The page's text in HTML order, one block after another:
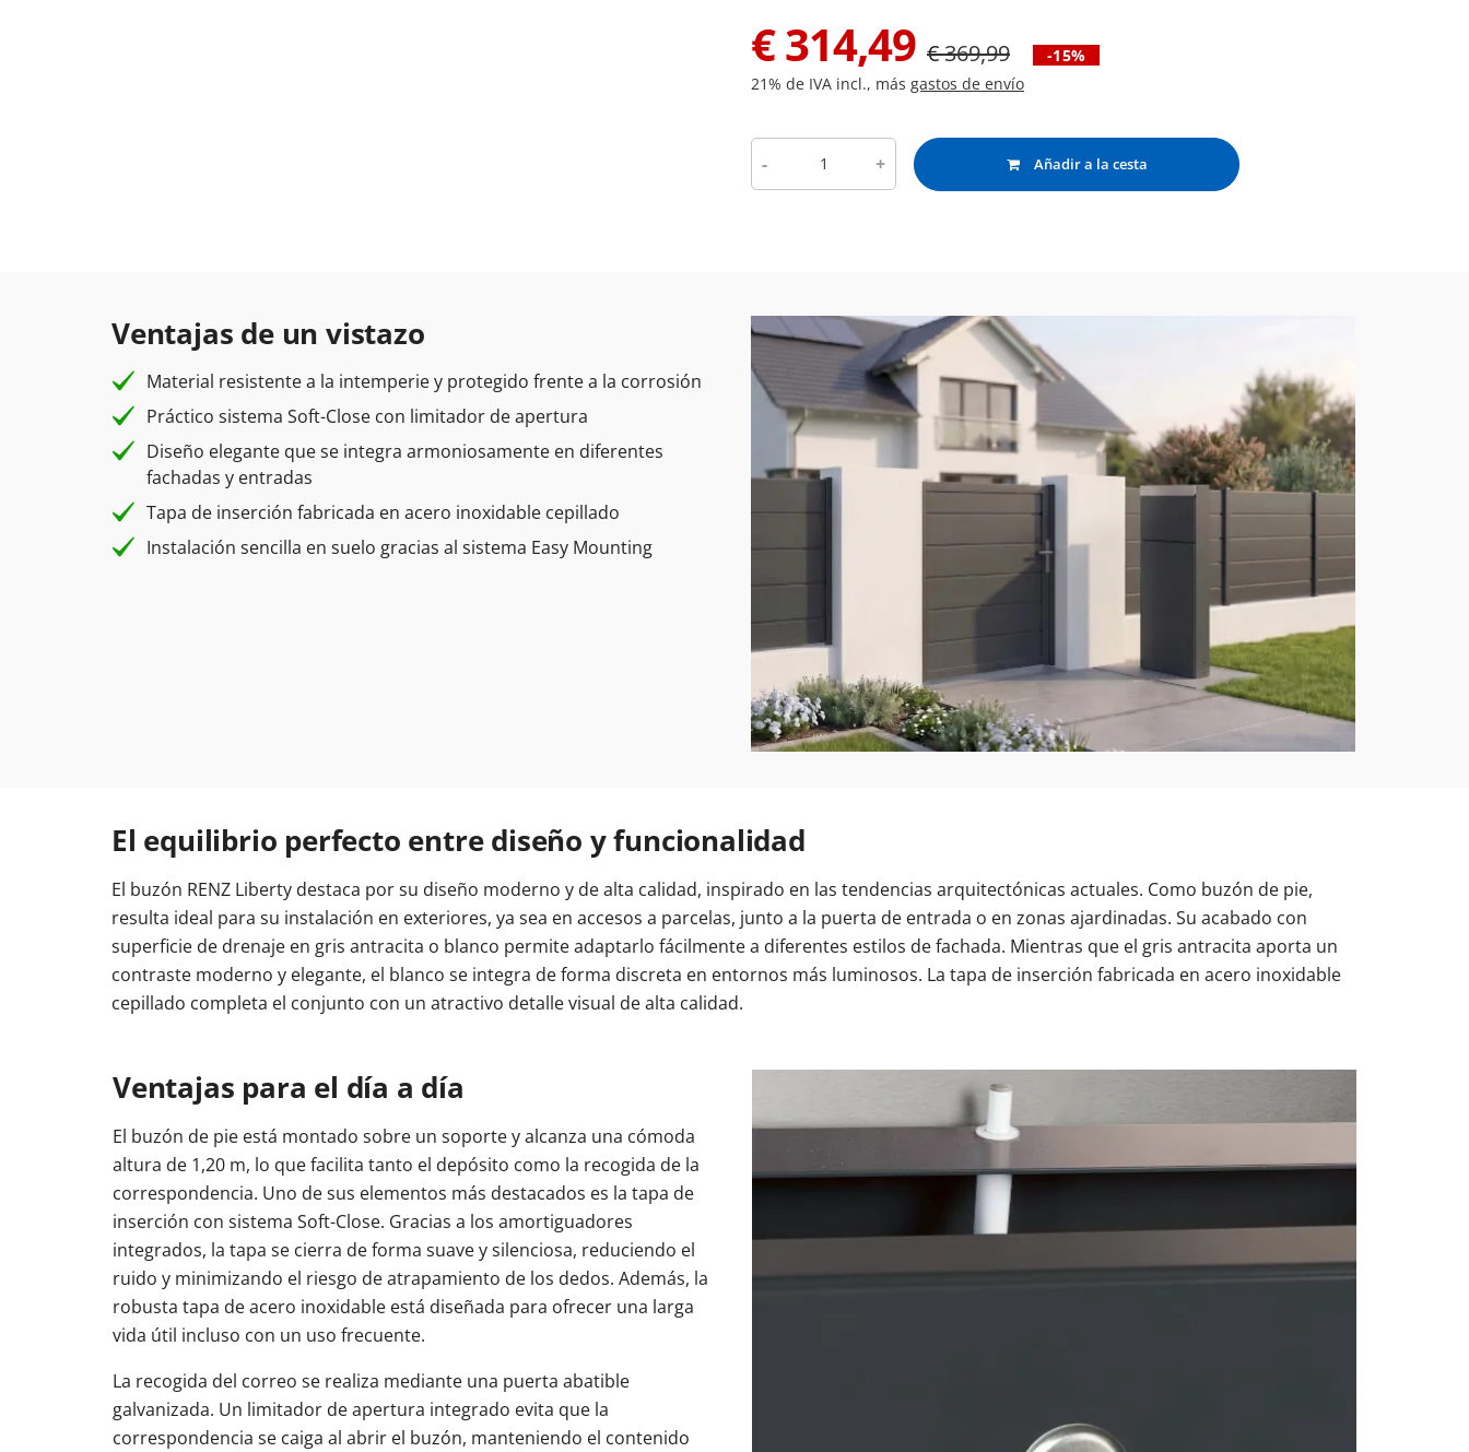
€314,49 €369,99
-15%
21% de IVA incl., más gastos de envío
- + Añadir a la cesta
Ventajas de un vistazo
Material resistente a la intemperie y protegido frente a la corrosión
Práctico sistema Soft-Close con limitador de apertura
Diseño elegante que se integra armoniosamente en diferentes
fachadas y entradas
Tapa de inserción fabricada en acero inoxidable cepillado
Instalación sencilla en suelo gracias al sistema Easy Mounting
El equilibrio perfecto entre diseño y funcionalidad
El buzón RENZ Liberty destaca por su diseño moderno y de alta calidad, inspirado en las tendencias arquitectónicas actuales. Como buzón de pie,
resulta ideal para su instalación en exteriores, ya sea en accesos a parcelas, junto a la puerta de entrada o en zonas ajardinadas. Su acabado con
superficie de drenaje en gris antracita o blanco permite adaptarlo fácilmente a diferentes estilos de fachada. Mientras que el gris antracita aporta un
contraste moderno y elegante, el blanco se integra de forma discreta en entornos más luminosos. La tapa de inserción fabricada en acero inoxidable
cepillado completa el conjunto con un atractivo detalle visual de alta calidad.
Ventajas para el día a día
El buzón de pie está montado sobre un soporte y alcanza una cómoda
altura de 1,20 m, lo que facilita tanto el depósito como la recogida de la
correspondencia. Uno de sus elementos más destacados es la tapa de
inserción con sistema Soft-Close. Gracias a los amortiguadores
integrados, la tapa se cierra de forma suave y silenciosa, reduciendo el
ruido y minimizando el riesgo de atrapamiento de los dedos. Además, la
robusta tapa de acero inoxidable está diseñada para ofrecer una larga
vida útil incluso con un uso frecuente.
La recogida del correo se realiza mediante una puerta abatible
galvanizada. Un limitador de apertura integrado evita que la
correspondencia se caiga al abrir el buzón, manteniendo el contenido